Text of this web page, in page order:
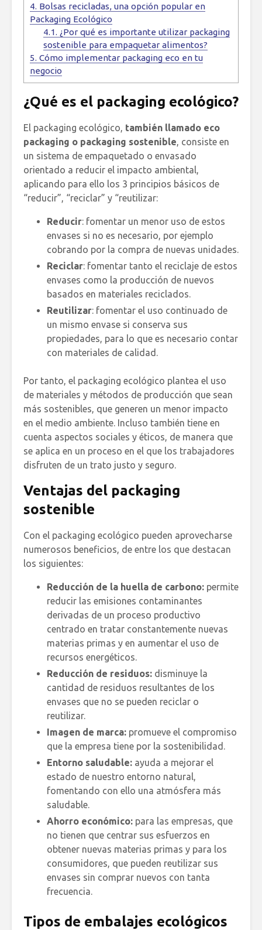
4. Bolsas recicladas, una opción popular en
Packaging Ecológico
4.1. ¿Por qué es importante utilizar packaging
sostenible para empaquetar alimentos?
5. Cómo implementar packaging eco en tu
negocio
¿Qué es el packaging ecológico?
El packaging ecológico, también llamado eco
packaging o packaging sostenible , consiste en
un sistema de empaquetado o envasado
orientado a reducir el impacto ambiental,
aplicando para ello los 3 principios básicos de
“reducir”, “reciclar” y “reutilizar:
Reducir: fomentar un menor uso de estos
envases si no es necesario, por ejemplo
cobrando por la compra de nuevas unidades.
Reciclar: fomentar tanto el reciclaje de estos
envases como la producción de nuevos
basados en materiales reciclados.
Reutilizar: fomentar el uso continuado de
un mismo envase si conserva sus
propiedades, para lo que es necesario contar
con materiales de calidad.
Por tanto, el packaging ecológico plantea el uso
de materiales y métodos de producción que sean
más sostenibles, que generen un menor impacto
en el medio ambiente. Incluso también tiene en
cuenta aspectos sociales y éticos, de manera que
se aplica en un proceso en el que los trabajadores
disfruten de un trato justo y seguro.
Ventajas del packaging
sostenible
Con el packaging ecológico pueden aprovecharse
numerosos beneficios, de entre los que destacan
los siguientes:
Reducción de la huella de carbono: permite
reducir las emisiones contaminantes
derivadas de un proceso productivo
centrado en tratar constantemente nuevas
materias primas y en aumentar el uso de
recursos energéticos.
Reducción de residuos: disminuye la
cantidad de residuos resultantes de los
envases que no se pueden reciclar o
reutilizar.
Imagen de marca: promueve el compromiso
que la empresa tiene por la sostenibilidad.
Entorno saludable: ayuda a mejorar el
estado de nuestro entorno natural,
fomentando con ello una atmósfera más
saludable.
Ahorro económico: para las empresas, que
no tienen que centrar sus esfuerzos en
obtener nuevas materias primas y para los
consumidores, que pueden reutilizar sus
envases sin comprar nuevos con tanta
frecuencia.
Tipos de embalajes ecológicos